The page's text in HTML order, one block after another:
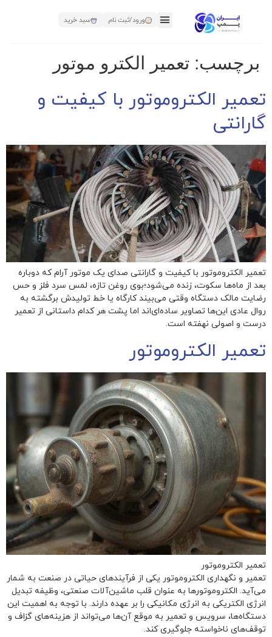
ورود/ثبت نام سبد خرید
برچسب: تعمیر الکترو موتور
تعمیر الکتروموتور با کیفیت و
گارانتی
تعمیر الکتروموتور با کیفیت و گارانتی صدای یک موتور آرام که دوباره
بعد از ماه‌ها سکوت، زنده می‌شود؛بوی روغن تازه، لمس سرد فلز و حس
رضایت مالک دستگاه وقتی می‌بیند کارگاه یا خط تولیدش برگشته به
روال عادی این‌ها تصاویر ساده‌ای‌اند اما پشت هر کدام داستانی از تعمیر
درست و اصولی نهفته است.
تعمیر الکتروموتور
تعمیر الکتروموتور
تعمیر و نگهداری الکتروموتور یکی از فرآیندهای حیاتی در صنعت به شمار
می‌آید. الکتروموتورها به عنوان قلب ماشین‌آلات صنعتی، وظیفه تبدیل
انرژی الکتریکی به انرژی مکانیکی را بر عهده دارند. با توجه به اهمیت این
دستگاه‌ها، سرویس و تعمیر به موقع آن‌ها می‌تواند از هزینه‌های گزاف و
توقف‌های ناخواسته جلوگیری کند.